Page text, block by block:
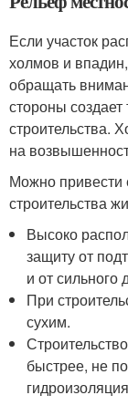
Если участок
холмов и
обращать
стороны
строительства.
на
Можно привести
строительства
Высоко
защиту от
и от сильного
При
сухим.
быстрее, не